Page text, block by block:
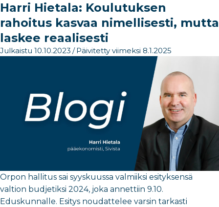
Harri Hietala: Koulutuksen
rahoitus kasvaa nimellisesti, mutta
laskee reaalisesti
Julkaistu 10.10.2023 / Päivitetty viimeksi 8.1.2025
Orpon hallitus sai syyskuussa valmiiksi esityksensä
valtion budjetiksi 2024, joka annettiin 9.10.
Eduskunnalle. Esitys noudattelee varsin tarkasti